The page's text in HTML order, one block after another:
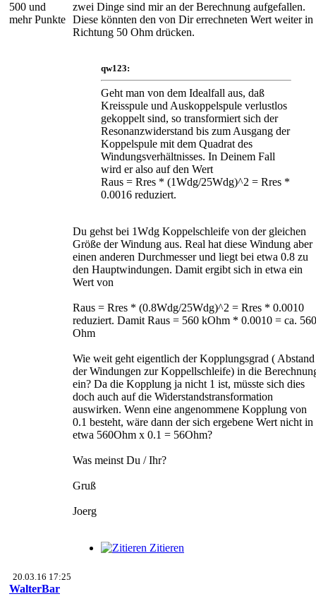
500 und
mehr Punkte
zwei Dinge sind mir an der Berechnung aufgefallen.
Diese könnten den von Dir errechneten Wert weiter in
Richtung 50 Ohm drücken.
qw123:
Geht man von dem Idealfall aus, daß
Kreisspule und Auskoppelspule verlustlos
gekoppelt sind, so transformiert sich der
Resonanzwiderstand bis zum Ausgang der
Koppelspule mit dem Quadrat des
Windungsverhältnisses. In Deinem Fall
wird er also auf den Wert
Raus = Rres * (1Wdg/25Wdg)^2 = Rres *
0.0016 reduziert.
Du gehst bei 1Wdg Koppelschleife von der gleichen
Größe der Windung aus. Real hat diese Windung aber
einen anderen Durchmesser und liegt bei etwa 0.8 zu
den Hauptwindungen. Damit ergibt sich in etwa ein
Wert von
Raus = Rres * (0.8Wdg/25Wdg)^2 = Rres * 0.0010
reduziert. Damit Raus = 560 kOhm * 0.0010 = ca. 560
Ohm
Wie weit geht eigentlich der Kopplungsgrad ( Abstand
der Windungen zur Koppellschleife) in die
ein? Da die Kopplung ja nicht 1 ist, müsste sich dies
doch auch auf die Widerstandstransformation
auswirken. Wenn eine angenommene Kopplung von
0.1 besteht, wäre dann der sich ergebene Wert nicht in
etwa 560Ohm x 0.1 = 56Ohm?
Was meinst Du / Ihr?
Gruß
Joerg
Zitieren
20.03.16 17:25
WalterBar